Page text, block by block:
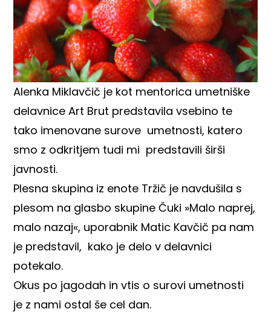
Alenka Miklavčič je kot mentorica umetniške
delavnice Art Brut predstavila vsebino te
tako imenovane surove umetnosti, katero
smo z odkritjem tudi mi predstavili širši
javnosti.
Plesna skupina iz enote Tržič je navdušila s
plesom na glasbo skupine Čuki »Malo naprej,
malo nazaj«, uporabnik Matic Kavčič pa nam
je predstavil, kako je delo v delavnici
potekalo.
Okus po jagodah in vtis o surovi umetnosti
je z nami ostal še cel dan.